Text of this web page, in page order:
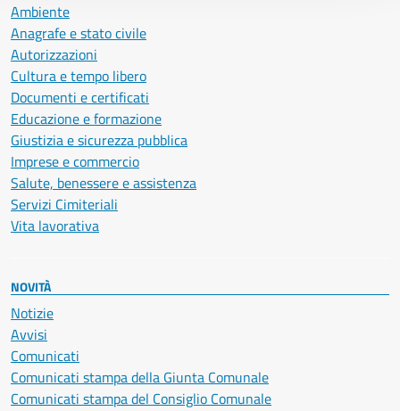
Ambiente
Anagrafe e stato civile
Autorizzazioni
Cultura e tempo libero
Documenti e certificati
Educazione e formazione
Giustizia e sicurezza pubblica
Imprese e commercio
Salute, benessere e assistenza
Servizi Cimiteriali
Vita lavorativa
NOVITÀ
Notizie
Avvisi
Comunicati
Comunicati stampa della Giunta Comunale
Comunicati stampa del Consiglio Comunale